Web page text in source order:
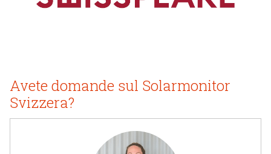
Avete domande sul Solarmonitor
Svizzera?